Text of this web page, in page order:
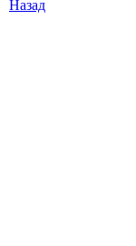
Назад